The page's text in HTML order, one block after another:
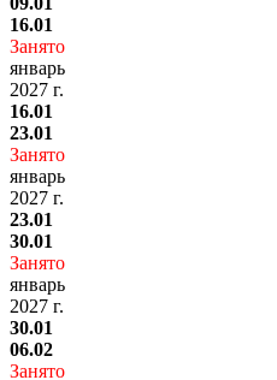
16.01
Занято
январь
2027 г.
16.01
23.01
Занято
январь
2027 г.
23.01
30.01
Занято
январь
2027 г.
30.01
06.02
Занято